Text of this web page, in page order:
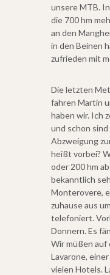
unsere MTB.
die 700 hm
an den
in den Beinen
zufrieden mit
Die letzten
fahren Martin
haben wir. Ich
und schon
Abzweigung
heißt vorbei?
oder 200 hm
bekanntlich
Monterovere,
zuhause aus
telefoniert.
Donnern. Es
Wir müßen
Lavarone,
vielen Hotels.